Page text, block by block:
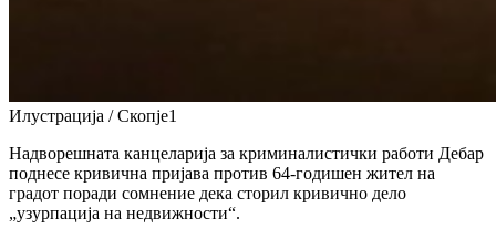
Илустрација / Скопје1
Надворешната канцеларија за криминалистички работи Дебар
поднесе кривична пријава против 64-годишен жител на
градот поради сомнение дека сторил кривично дело
„узурпација на недвижности“.